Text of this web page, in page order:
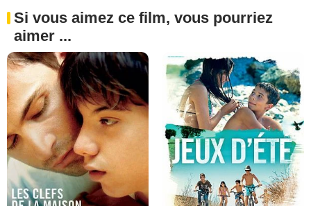
Si vous aimez ce film, vous pourriez
aimer ...